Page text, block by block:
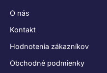
O nás
Kontakt
Hodnotenia zákazníkov
Obchodné podmienky